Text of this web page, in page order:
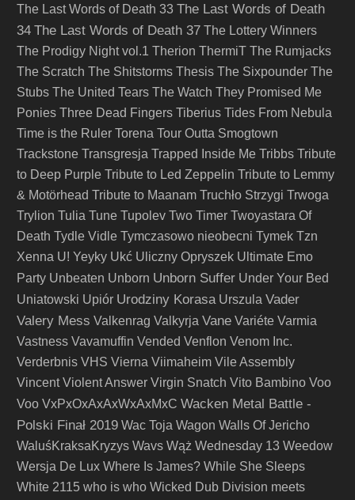
The Last Words of Death 33 The Last Words of Death
34 The Last Words of Death 37 The Lottery Winners
The Prodigy Night vol.1 Therion ThermiT The Rumjacks
The Scratch The Shitstorms Thesis The Sixpounder The
Stubs The United Tears The Watch They Promised Me
Ponies Three Dead Fingers Tiberius Tides From Nebula
Time is the Ruler Torena Tour Outta Smogtown
Trackstone Transgresja Trapped Inside Me Tribbs Tribute
to Deep Purple Tribute to Led Zeppelin Tribute to Lemmy
& Motörhead Tribute to Maanam Truchło Strzygi Trwoga
Trylion Tulia Tune Tupolev Two Timer Twoyastara Of
Death Tydle Vidle Tymczasowo nieobecni Tymek Tzn
Xenna U! Yeyky Ukć Uliczny Opryszek Ultimate Emo
Party Unbeaten Unborn Unborn Suffer Under Your Bed
Uniatowski Upiór Urodziny Korasa Urszula Vader
Valery Mess Valkenrag Valkyrja Vane Variéte Varmia
Vastness Vavamuffin Vended Venflon Venom Inc.
Verderbnis VHS Vierna Viimaheim Vile Assembly
Vincent Violent Answer Virgin Snatch Vito Bambino Voo
Voo VxPxOxAxAxWxAxMxC Wacken Metal Battle -
Polski Finał 2019 Wac Toja Wagon Walls Of Jericho
WaluśKraksaKryzys Wavs Wąż Wednesday 13 Weedow
Wersja De Lux Where Is James? While She Sleeps
White 2115 who is who Wicked Dub Division meets